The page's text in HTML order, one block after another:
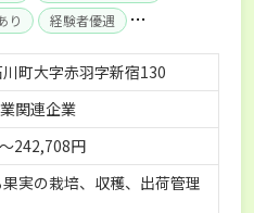
り
経験者優遇
町大字赤羽字新宿130
関連企業
242,708円
実の栽培、収穫、出荷管理